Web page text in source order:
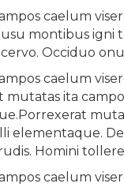
caelum
montibus igni
Occiduo
caelum
ita
elementaque.
Homini
caelum